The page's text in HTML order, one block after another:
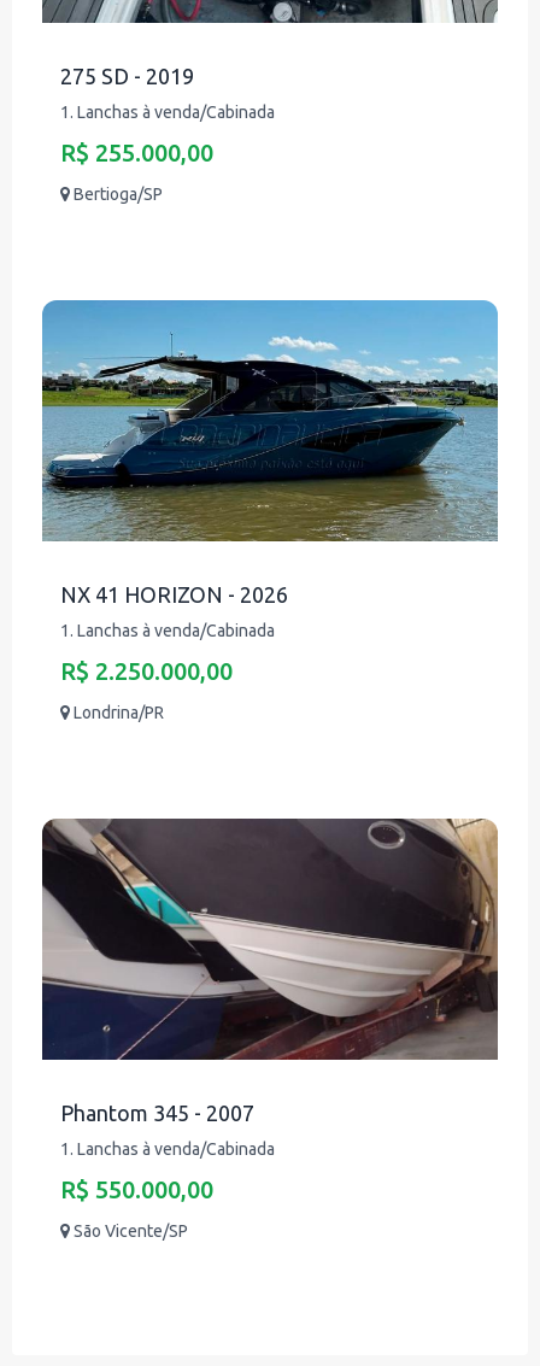
275 SD - 2019
1. Lanchas à venda/Cabinada
R$ 255.000,00
Bertioga/SP
NX 41 HORIZON - 2026
1. Lanchas à venda/Cabinada
R$ 2.250.000,00
Londrina/PR
Phantom 345 - 2007
1. Lanchas à venda/Cabinada
R$ 550.000,00
São Vicente/SP